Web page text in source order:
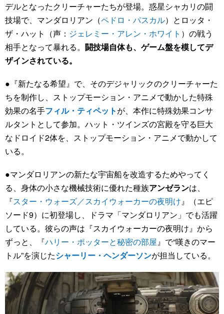
デルとなったクリーチャーたちが登場。惑星シャカリの闘
技場で、マンダロリアン（ペドロ・パスカル）とロッタ・
ザ・ハット（声： ジェレミー・アレン・ホワイト ）の戦う
相手となって暴れる。 闘技場自体も、ゲーム盤を模してデ
ザインされている。
●『新たなる希望』で、そのデジャリックのクリーチャーた
ちを制作し、ストップモーション・アニメで動かした特殊
効果の名手フィル・ティペットが、本作に特殊効果コンサ
ルタントとして参加。ハット・ツインズの宮殿を守る巨大
なドロイド2体を、ストップモーション・アニメで動かして
いる。
●マンダロリアンの新たな宇宙船を改造するためやってく
る、身体の小さな機械技術に優れた種族アンゼランは、
『スター・ウォーズ／スカイウォーカーの夜明け』（エピ
ソード9）に初登場し、ドラマ「マンダロリアン」でも活躍
している。彼らの声は『スカイウォーカーの夜明け』から
ずっと、『ハリー・ポッターと秘密の部屋』で“嘆きのマー
トル”を演じたシャーリー・ヘンダーソンが担当している。